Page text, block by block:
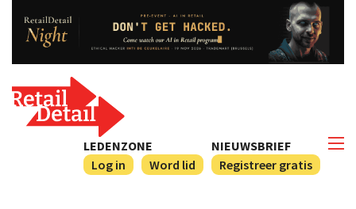
NIEUWSBRIEF
Registreer gratis
LEDENZONE
Log in
Word lid